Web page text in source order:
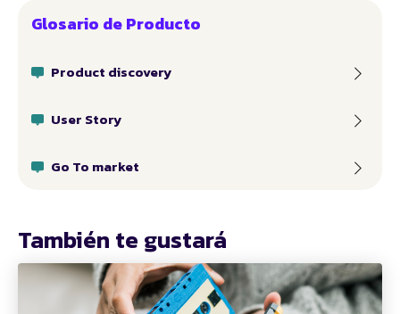
Glosario de Producto
Product discovery
User Story
Go To market
También te gustará